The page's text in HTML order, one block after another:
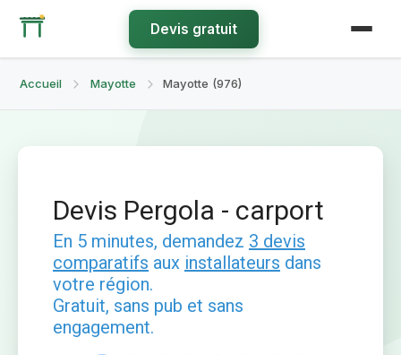
Devis gratuit
Accueil Mayotte Mayotte (976)
Devis Pergola - carport
En 5 minutes, demandez 3 devis
comparatifs aux installateurs dans
votre région.
Gratuit, sans pub et sans
engagement.